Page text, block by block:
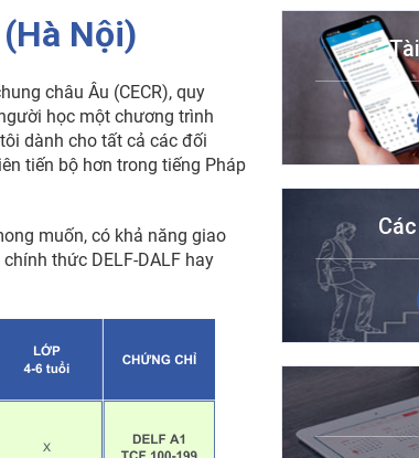
Nội)
châu Âu (CECR), quy
học một chương trình
dành cho tất cả các đối
tiến bộ hơn trong tiếng Pháp
muốn, có khả năng giao
thức DELF-DALF hay